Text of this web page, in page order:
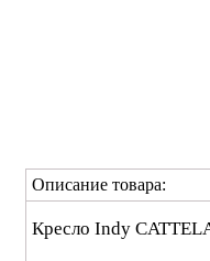
Описание товара:
Кресло Indy